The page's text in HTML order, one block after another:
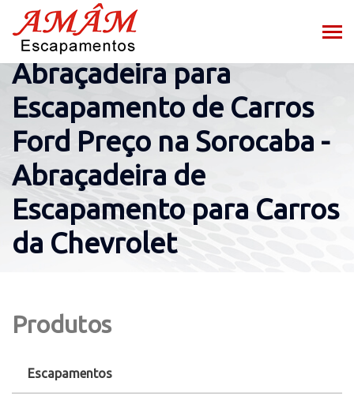
Abraçadeira para
Escapamento de Carros
Ford Preço na Sorocaba -
Abraçadeira de
Escapamento para Carros
da Chevrolet
Produtos
Escapamentos